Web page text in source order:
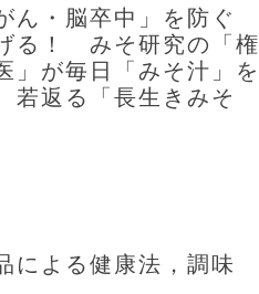
・脳卒中」を防ぐ
る！ みそ研究の「権
」が毎日「みそ汁」を
返る「長生きみそ
による健康法，調味